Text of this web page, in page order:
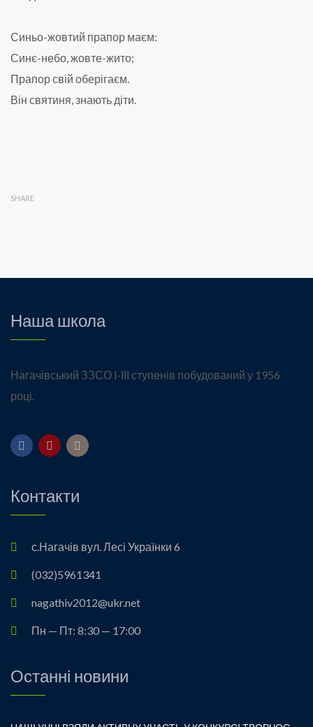
Синьо-жовтий прапор маєм:
Синє-небо, жовте-жито;
Прапор свій оберігаєм.
Він святиня, знають діти.
SHARE
Наша школа
Нагачівський ЗЗСО І-ІІІ ступенів побудований у 1956
році.
Контакти
с.Нагачів вул. Лесі Українки 6
(032)5961341
nagathiv2012@ukr.net
Пн — Пт: 8:30 — 17:00
Останні новини